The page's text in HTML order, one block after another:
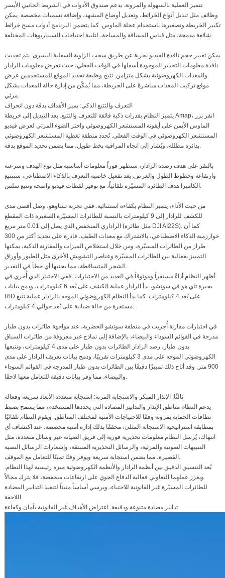
تتميز العملية بالسهولة والمرونة. يدعم صندوق الأدوات في الشريط الجانبي الأيسر
وظائف مثل تبديل أنواع الخرائط، وتعديل أوضاع المشهد، وإضافة تسميات مخصصة. يمكن
تكبير الخريطة وتصغيرها باستخدام عجلة الماوس. كما يتضمن البرنامج أدوات مسح خرائط
شائعة مدمجة، مثل قياس المسافة والمساحة، لتلبية احتياجات السيناريوهات المختلفة.
يمكن تغيير حجم نافذة الفيديو بحرية عن طريق سحب الزاوية السفلية اليسرى. يتم تحديث
نافذة معلومات التحذير الموجودة أسفلها في الوقت الفعلي، حيث تعرض معلومات الرادار
والمعدات الكهروضوئية بشكل متزامن. تتيح وظيفة تحديد الموقع للمستخدمين عرض
موقع تركيب المعدات مباشرةً على الخريطة، مما يُمكّن من إدارة حالة المعدات بشكل
مرئي.
التعرف والتتبع الذكي: يميز الأهداف بدقة دون انحراف
يتميز النظام بقدرات ذكية فائقة للتعرف والتتبع. بعد التبديل إلى خريطة Amap، انقر بزر
الماوس الأيمن على أيقونة المستشعر الكهروضوئي واختر الضوء المرئي لعرض فيديو
المستشعر الكهروضوئي في الوقت الفعلي. تُحدد منطقة تغطية المستشعر الكهروضوئي
بدائرة مظللة، ويُشار إلى اتجاه المراقبة بخط طويل، مما يضمن تحديد الموقع بدقة.
بالنقر على هدف رصده الرادار، ستظهر فوراً معلومات أساسية مثل نوع الهدف وسرعته
وارتفاعه وخطوط الطول والعرض. بعد تفعيل خاصية التعرف بالذكاء الاصطناعي، ستتتبع
الكاميرا هدف الطائرة المسيّرة تلقائياً، مع توفير لقطات فيديو واضحة وتتبع سلس.
من حيث الأداء، يتميز النظام بكفاءة استثنائية. ففي تجربة تشاوهو، وصل أقصى مدى
للكشف للرادار إلى 9 كيلومترات بالنسبة للطائرات المسيّرة الصغيرة ذات المقطع
الراداري المنخفض الذي يصل إلى 0.01 متر مربع (مثل طائرة DJI AI22S). كما أن
خوارزمية الذكاء الاصطناعي، بالاشتراك مع معدات الطيف، قادرة على تحديد أكثر من 300
طراز من الطائرات المسيّرة، ومن خلال استخلاص الميزات والمقارنة الذكية، يمكنها
التمييز بفعالية بين الطائرات المسيّرة وعناصر التشويش الأخرى مثل الطيور وأوراق
الشجر المتساقطة، مما يجنبها أي خطأ في التقدير.
أظهر النظام أداءً مستقراً وموثوقاً في العديد من الاختبارات: ففي الاختبار الذي أُجري في
بحيرة تاي هو في سوتشو، بدأ الرادار عملية الكشف على بُعد 6 كيلومترات، ودمج بيانات
RID على بُعد 4 كيلومترات. كما بدأ النظام الكهروضوئي الموجه بالرادار عملية تتبع
مستقرة من حالة ضبابية على بُعد حوالي 4 كيلومترات.
في اختبارات مقارنة أُجريت في منطقة سوتشو الحضرية، عند مواجهة طائرات بدون طيار
مدرجة في القوائم السوداء والبيضاء، بالإضافة إلى نماذج غير معروفة من طائرات السباق
بدون طيار، رصد الرادار الطائرات بدون طيار على مدى 4 كيلومترات، وتتبعها
الكهروضوئي الموجه على مدى 3 كيلومترات تقريبًا، ودمج بيانات تعريف الرادار على مدى
900 متر. وقد أتاح ذلك تمييزًا دقيقًا بين الطائرات بدون طيار المدرجة في القوائم السوداء
والبيضاء، مما وفر بيانات دقيقة للتعامل معها لاحقًا.
ثالثًا: الإنذار المبكر والاستجابة المرنة: استجابة متعددة الأبعاد سريعة وفعالة
يدعم النظام مناطق الإنذار والتدابير المضادة التي يحددها المستخدم، مما يسمح بضبط
نطاقات الحماية بمرونة وفقًا للاحتياجات الأمنية لمختلف المناطق. ويقوم النظام تلقائيًا
بمطابقة استراتيجية الاستجابة المثلى، محققًا بذلك إدارة أمنية مخصصة. عند اكتشاف أي
انتهاك، يُرسل النظام معلومات تحذيرية فورية إلى فريق الصيانة عبر وسائل متعددة، مثل
التنبيهات الصوتية والمرئية، والرسائل التحذيرية المنبثقة، وإشعارات الرسائل النصية
القصيرة، مما يضمن استجابة سريعة ويوفر وقتًا ثمينًا للتعامل مع الموقف.
يُعد التنسيق الدقيق بين أنظمة الرادار والأنظمة الكهروضوئية ميزة رئيسية لهذا النظام.
ويعزز عملهما التعاوني فعالية الدفاع الجوي على ارتفاعات منخفضة، فلا يترك مجالاً
للطائرات المسيّرة غير القانونية للاختباء، ويرسي أساساً متيناً لتنفيذ التدابير المضادة
اللاحقة.
تدابير مضادة متنوعة ودقيقة: اعتراض الأهداف غير القانونية بأمان وكفاءة